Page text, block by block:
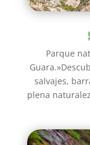
Parque
salvajes,
plena